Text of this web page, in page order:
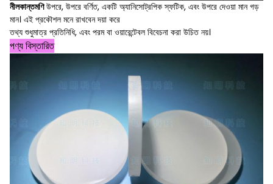
নীলকান্তমণিউপরে, উপরে বর্ণিত, একটি অ্যানিসোট্রপিক স্ফটিক, এবং উপরে দেওয়া মান গড়
মান। এই প্রকৌশল মনে রাখবেন দয়া করে
তথ্য শুধুমাত্র প্রতিনিধি, এবং পরম বা ওয়ারেন্টেবল বিবেচনা করা উচিত নয়।
পণ্য বিস্তারিত